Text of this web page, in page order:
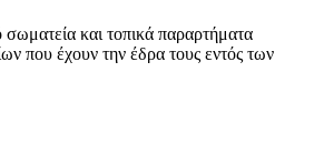
και τοπικά παραρτήματα
που έχουν την έδρα τους εντός των